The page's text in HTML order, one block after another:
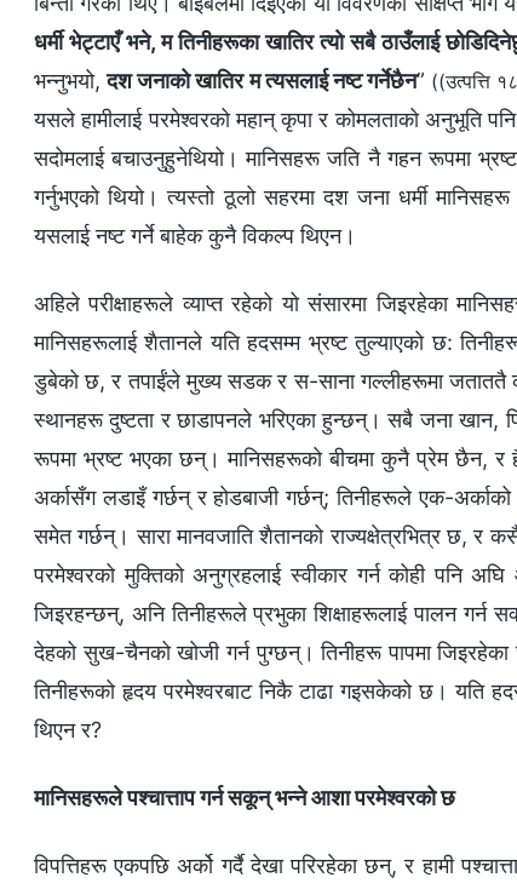
धर्मी भेट्टाएँ भने, म तिनीहरूका खातिर त्यो सबै ठाउँलाई
भन्‍नुभयो,दश जनाको खातिर म त्यसलाई नष्ट गर्नेछैन” ((उत्पत्ति
यसले हामीलाई परमेश्‍वरको महान् कृपा र कोमलताको अनुभूति
सदोमलाई बचाउनुहुनेथियो। मानिसहरू जति नै गहन रूपमा
गर्नुभएको थियो। त्यस्तो ठूलो सहरमा दश जना धर्मी
यसलाई नष्ट गर्ने बाहेक कुनै विकल्‍प थिएन।
अहिले परीक्षाहरूले व्याप्त रहेको यो संसारमा जिइरहेका
मानिसहरूलाई शैतानले यति हदसम्‍म भ्रष्ट तुल्याएको छ:
डुबेको छ, र तपाईंले मुख्य सडक र स-साना गल्‍लीहरूमा जताततै
स्थानहरू दुष्टता र छाडापनले भरिएका हुन्छन्। सबै जना खान,
रूपमा भ्रष्ट भएका छन्। मानिसहरूको बीचमा कुनै प्रेम छैन, र
अर्कासँग लडाइँ गर्छन् र होडबाजी गर्छन्; तिनीहरूले एक-
समेत गर्छन्। सारा मानवजाति शैतानको राज्यक्षेत्रभित्र छ, र
परमेश्‍वरको मुक्तिको अनुग्रहलाई स्वीकार गर्न कोही पनि
जिइरहन्छन्, अनि तिनीहरूले प्रभुका शिक्षाहरूलाई पालन
देहको सुख-चैनको खोजी गर्न पुग्छन्। तिनीहरू पापमा
तिनीहरूको हृदय परमेश्‍वरबाट निकै टाढा गइसकेको छ। यति
थिएन र?
मानिसहरूले पश्‍चात्ताप गर्न सकून् भन्‍ने आशा परमेश्‍वरको छ
विपत्तिहरू एकपछि अर्को गर्दै देखा परिरहेका छन्, र हामी